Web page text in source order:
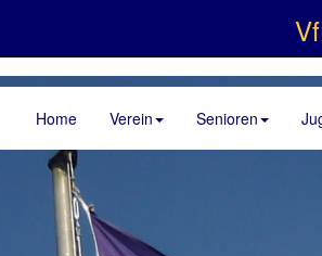
Home Verein Senioren